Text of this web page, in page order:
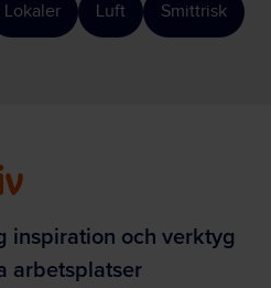
Lokaler Luft Smittrisk
inspiration och verktyg
arbetsplatser